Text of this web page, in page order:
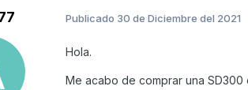
Publicado 30 de Diciembre del 2021
Hola.
Me acabo de comprar una